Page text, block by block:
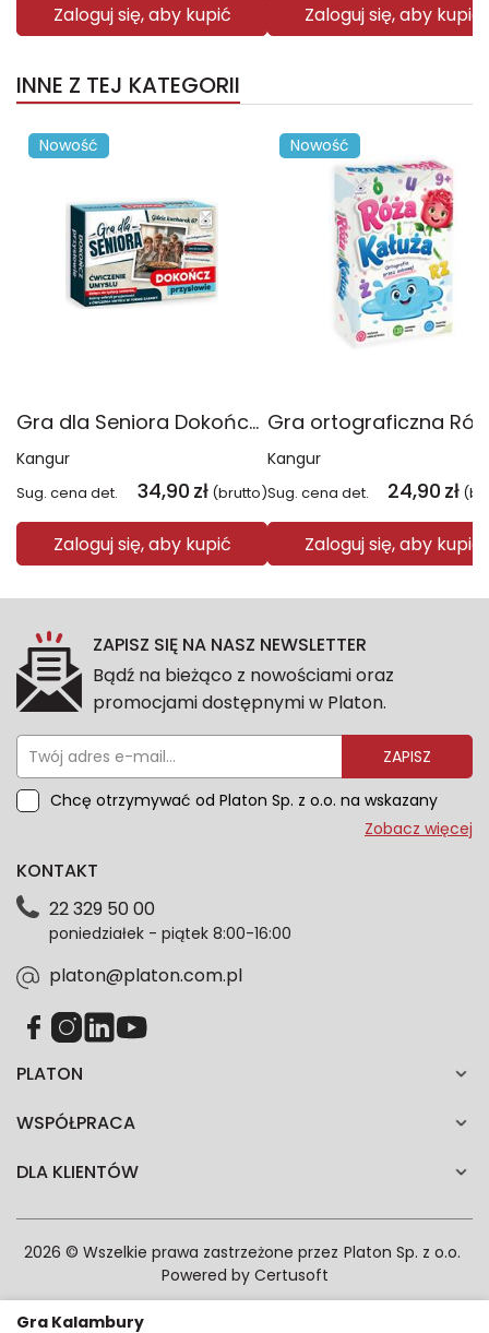
Zaloguj się, aby kupić Zaloguj się, aby kupić
INNE Z TEJ KATEGORII
Nowość
Gra dla Seniora Dokończ przysłowie
Kangur
Sug. cena det. 34,90 zł (brutto)
Zaloguj się, aby kupić
Nowość
Kangur
Sug. cena det. 24,90 zł
Zaloguj się, aby kupić
Gra Kalambury
ZAPISZ SIĘ NA NASZ NEWSLETTER
Bądź na bieżąco z nowościami oraz
promocjami dostępnymi w Platon.
ZAPISZ
Chcę otrzymywać od Platon Sp. z o.o. na wskazany
przeze mnie adres e-mail informacje marketingowe
dotyczące danych osobowych znajdziesz w naszej
każdym czasie. Wycofanie zgody nie wpłynie na
zgodność z prawem przetwarzania dokonanego przed
Zobacz więcej
PLATON
WSPÓŁPRACA
DLA KLIENTÓW
KONTAKT
22 329 50 00
poniedziałek - piątek 8:00-16:00
platon@platon.com.pl
2026 © Wszelkie prawa zastrzeżone przez Platon Sp. z o.o.
Powered by Certusoft